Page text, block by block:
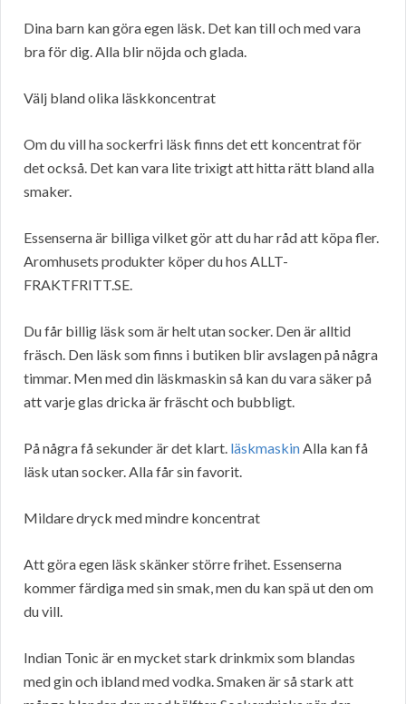
Dina barn kan göra egen läsk. Det kan till och med vara
bra för dig. Alla blir nöjda och glada.
Välj bland olika läskkoncentrat
Om du vill ha sockerfri läsk finns det ett koncentrat för
det också. Det kan vara lite trixigt att hitta rätt bland alla
smaker.
Essenserna är billiga vilket gör att du har råd att köpa fler.
Aromhusets produkter köper du hos ALLT-
FRAKTFRITT.SE.
Du får billig läsk som är helt utan socker. Den är alltid
fräsch. Den läsk som finns i butiken blir avslagen på några
timmar. Men med din läskmaskin så kan du vara säker på
att varje glas dricka är fräscht och bubbligt.
På några få sekunder är det klart. läskmaskinAlla kan få
läsk utan socker. Alla får sin favorit.
Mildare dryck med mindre koncentrat
Att göra egen läsk skänker större frihet. Essenserna
kommer färdiga med sin smak, men du kan spä ut den om
du vill.
Indian Tonic är en mycket stark drinkmix som blandas
med gin och ibland med vodka. Smaken är så stark att